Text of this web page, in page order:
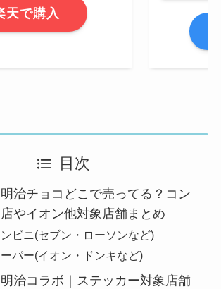
天で購入
目次
治チョコどこで売ってる？コン
やイオン他対象店舗まとめ
ビニ(セブン・ローソンなど)
パー(イオン・ドンキなど)
治コラボ｜ステッカー対象店舗